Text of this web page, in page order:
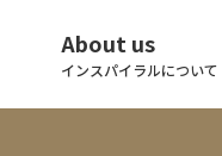
About us
インスパイラルについて